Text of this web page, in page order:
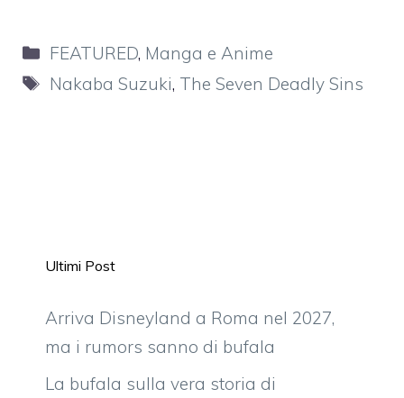
Categorie
FEATURED, Manga e Anime
Tag
Nakaba Suzuki, The Seven Deadly Sins
Ultimi Post
Arriva Disneyland a Roma nel 2027,
ma i rumors sanno di bufala
La bufala sulla vera storia di